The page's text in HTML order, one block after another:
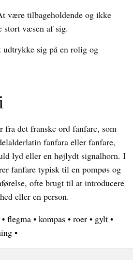
være tilbageholdende og ikke
stort væsen af sig.
udtrykke sig på en rolig og
fra det franske ord fanfare, som
fanfara eller fanfare,
lyd eller en højlydt signalhorn. I
fanfare typisk til en pompøs og
ofte brugt til at introducere
eller en person.
• flegma • kompas • roer • gylt •
•